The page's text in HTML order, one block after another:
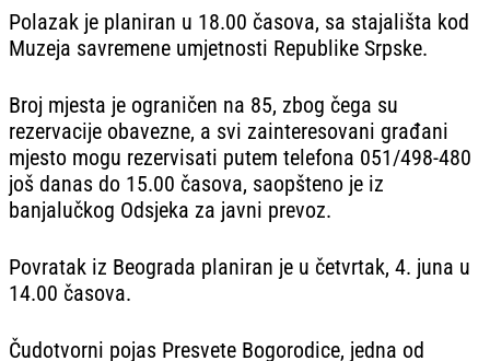
Polazak je planiran u 18.00 časova, sa stajališta kod
Muzeja savremene umjetnosti Republike Srpske.
Broj mjesta je ograničen na 85, zbog čega su
rezervacije obavezne, a svi zainteresovani građani
mjesto mogu rezervisati putem telefona 051/498-480
još danas do 15.00 časova, saopšteno je iz
banjalučkog Odsjeka za javni prevoz.
Povratak iz Beograda planiran je u četvrtak, 4. juna u
14.00 časova.
Čudotvorni pojas Presvete Bogorodice, jedna od